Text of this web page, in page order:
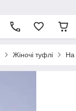
Жіночі туфлі На